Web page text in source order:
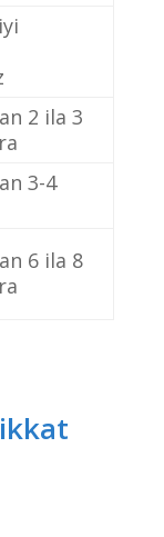
2 ila 3
3-4
6 ila 8